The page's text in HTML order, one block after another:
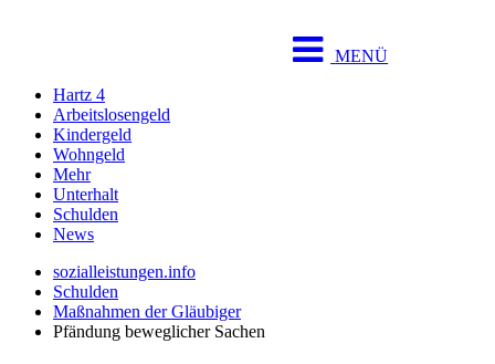
MENÜ
Hartz 4
Arbeitslosengeld
Kindergeld
Wohngeld
Mehr
Unterhalt
Schulden
News
sozialleistungen.info
Schulden
Maßnahmen der Gläubiger
Pfändung beweglicher Sachen